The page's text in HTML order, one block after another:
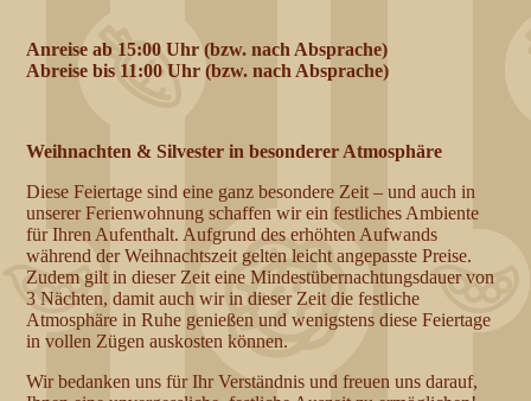
Anreise ab 15:00 Uhr (bzw. nach Absprache)
Abreise bis 11:00 Uhr (bzw. nach Absprache)
Weihnachten & Silvester in besonderer Atmosphäre
Diese Feiertage sind eine ganz besondere Zeit – und auch in
unserer Ferienwohnung schaffen wir ein festliches Ambiente
für Ihren Aufenthalt. Aufgrund des erhöhten Aufwands
während der Weihnachtszeit gelten leicht angepasste Preise.
Zudem gilt in dieser Zeit eine Mindestübernachtungsdauer von
3 Nächten, damit auch wir in dieser Zeit die festliche
Atmosphäre in Ruhe genießen und wenigstens diese Feiertage
in vollen Zügen auskosten können.
Wir bedanken uns für Ihr Verständnis und freuen uns darauf,